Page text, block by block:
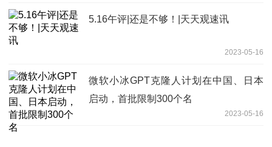
5.16午评|还是不够！|天天观速讯
2023-05-16
微软小冰GPT克隆人计划在中国、日本
启动，首批限制300个名
2023-05-16